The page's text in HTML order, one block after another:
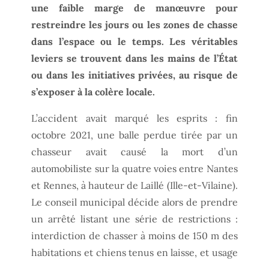
une faible marge de manœuvre pour
restreindre les jours ou les zones de chasse
dans l’espace ou le temps. Les véritables
leviers se trouvent dans les mains de l’État
ou dans les initiatives privées, au risque de
s’exposer à la colère locale.
L’accident avait marqué les esprits : fin
octobre 2021, une balle perdue tirée par un
chasseur avait causé la mort d’un
automobiliste sur la quatre voies entre Nantes
et Rennes, à hauteur de Laillé (Ille-et-Vilaine).
Le conseil municipal décide alors de prendre
un arrêté listant une série de restrictions :
interdiction de chasser à moins de 150 m des
habitations et chiens tenus en laisse, et usage